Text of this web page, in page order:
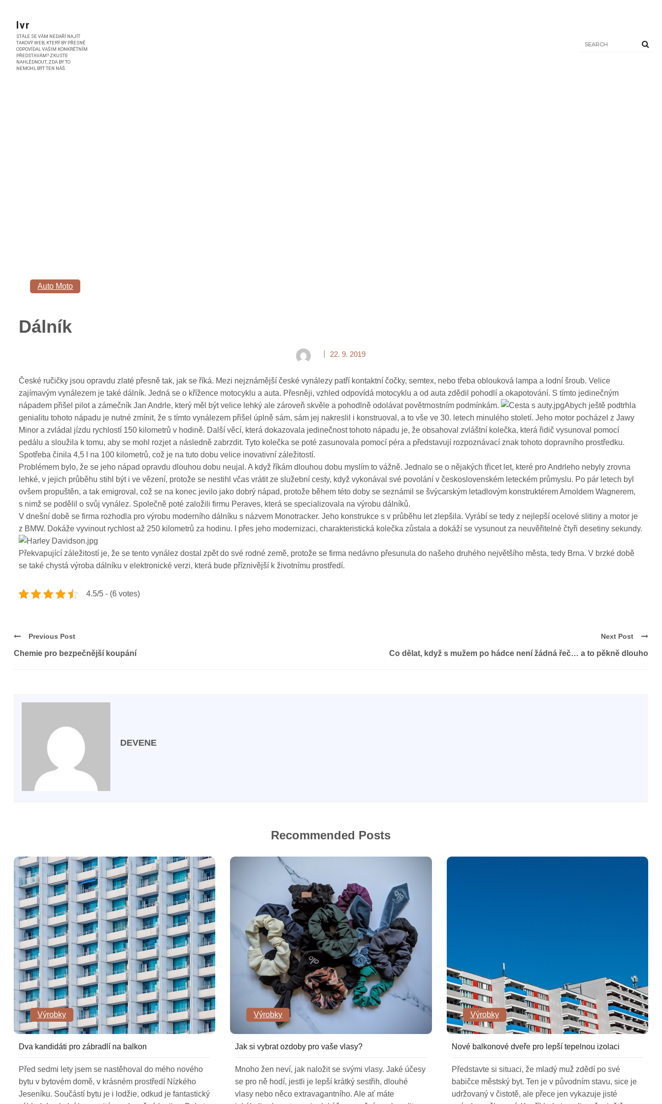
contentIvr
STÁLE SE VÁM NEDAŘÍ NAJÍT
TAKOVÝ WEB, KTERÝ BY PŘESNĚ
ODPOVÍDAL VAŠIM KONKRÉTNÍM
PŘEDSTAVÁM? ZKUSTE
NAHLÉDNOUT, ZDA BY TO
NEMOHL BÝT TEN NÁŠ.
Auto Moto
Dálník
22. 9. 2019
České ručičky jsou opravdu zlaté přesně tak, jak se říká. Mezi nejznámější české vynálezy patří kontaktní čočky, semtex, nebo třeba oblouková lampa a lodní šroub. Velice
zajímavým vynálezem je také dálník. Jedná se o křížence motocyklu a auta. Přesněji, vzhled odpovídá motocyklu a od auta zdědil pohodlí a okapotování. S tímto jedinečným
nápadem přišel pilot a zámečník Jan Andrle, který měl být velice lehký ale zároveň skvěle a pohodlně odolávat povětrnostním podmínkám.
Abych ještě podtrhla
genialitu tohoto nápadu je nutné zmínit, že s tímto vynálezem přišel úplně sám, sám jej nakreslil i konstruoval, a to vše ve 30. letech minulého století. Jeho motor pocházel z Jawy
Minor a zvládal jízdu rychlostí 150 kilometrů v hodině. Další věcí, která dokazovala jedinečnost tohoto nápadu je, že obsahoval zvláštní kolečka, která řidič vysunoval pomocí
pedálu a sloužila k tomu, aby se mohl rozjet a následně zabrzdit. Tyto kolečka se poté zasunovala pomocí péra a představují rozpoznávací znak tohoto dopravního prostředku.
Spotřeba činila 4,5 l na 100 kilometrů, což je na tuto dobu velice inovativní záležitostí.
Problémem bylo, že se jeho nápad opravdu dlouhou dobu neujal. A když říkám dlouhou dobu myslím to vážně. Jednalo se o nějakých třicet let, které pro Andrleho nebyly zrovna
lehké, v jejich průběhu stihl být i ve vězení, protože se nestihl včas vrátit ze služební cesty, když vykonával své povolání v československém leteckém průmyslu. Po pár letech byl
ovšem propuštěn, a tak emigroval, což se na konec jevilo jako dobrý nápad, protože během této doby se seznámil se švýcarským letadlovým konstruktérem Arnoldem Wagnerem,
s nimž se podělil o svůj vynález. Společně poté založili firmu Peraves, která se specializovala na výrobu dálníků.
V dnešní době se firma rozhodla pro výrobu moderního dálníku s názvem Monotracker. Jeho konstrukce s v průběhu let zlepšila. Vyrábí se tedy z nejlepší ocelové slitiny a motor je
z BMW. Dokáže vyvinout rychlost až 250 kilometrů za hodinu. I přes jeho modernizaci, charakteristická kolečka zůstala a dokáží se vysunout za neuvěřitelné čtyři desetiny sekundy.
Překvapující záležitostí je, že se tento vynález dostal zpět do své rodné země, protože se firma nedávno přesunula do našeho druhého největšího města, tedy Brna. V brzké době
se také chystá výroba dálníku v elektronické verzi, která bude příznivější k životnímu prostředí.
4.5/5 - (6 votes)
Previous Post
Chemie pro bezpečnější koupání
Next Post
Co dělat, když s mužem po hádce není žádná řeč… a to pěkně dlouho
DEVENE
Recommended Posts
Výrobky
Dva kandidáti pro zábradlí na balkon
Před sedmi lety jsem se nastěhoval do mého nového
bytu v bytovém domě, v krásném prostředí Nízkého
Jeseníku. Součástí bytu je i lodžie, odkud je fantastický
Výrobky
Jak si vybrat ozdoby pro vaše vlasy?
Mnoho žen neví, jak naložit se svými vlasy. Jaké účesy
se pro ně hodí, jestli je lepší krátký sestřih, dlouhé
vlasy nebo něco extravagantního. Ale ať máte
Výrobky
Nové balkonové dveře pro lepší tepelnou izolaci
Představte si situaci, že mladý muž zdědí po své
babičce městský byt. Ten je v původním stavu, sice je
udržovaný v čistotě, ale přece jen vykazuje jisté